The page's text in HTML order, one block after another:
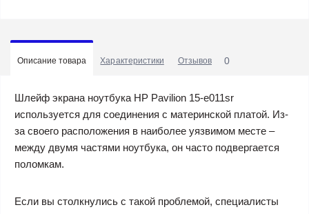
Описание товара Характеристики Отзывов 0
Шлейф экрана ноутбука HP Pavilion 15-e011sr
используется для соединения с материнской платой. Из-
за своего расположения в наиболее уязвимом месте –
между двумя частями ноутбука, он часто подвергается
поломкам.
Если вы столкнулись с такой проблемой, специалисты